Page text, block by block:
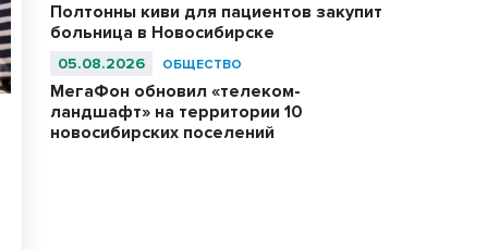
Полтонны киви для пациентов закупит
больница в Новосибирске
05.08.2026 ОБЩЕСТВО
МегаФон обновил «телеком-
ландшафт» на территории 10
новосибирских поселений